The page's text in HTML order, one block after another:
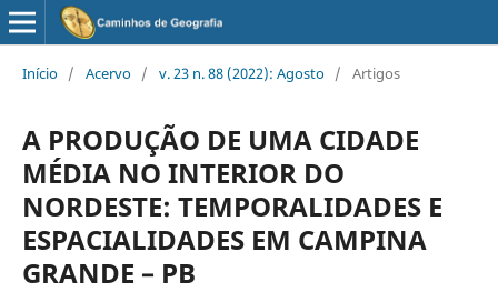
Início / Acervo / v. 23 n. 88 (2022): Agosto / Artigos
A PRODUÇÃO DE UMA CIDADE
MÉDIA NO INTERIOR DO
NORDESTE: TEMPORALIDADES E
ESPACIALIDADES EM CAMPINA
GRANDE – PB